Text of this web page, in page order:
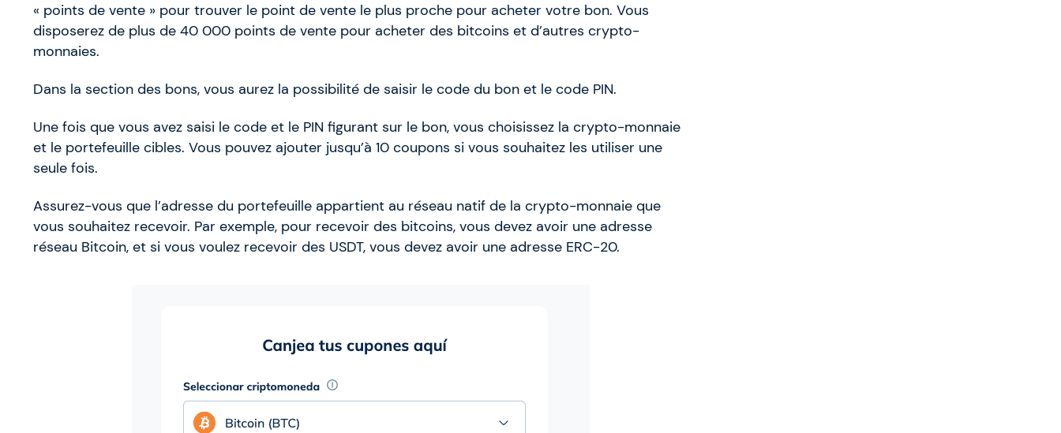
« points de vente » pour trouver le point de vente le plus proche pour acheter votre bon. Vous
disposerez de plus de 40 000 points de vente pour acheter des bitcoins et d’autres crypto-
monnaies.
Dans la section des bons, vous aurez la possibilité de saisir le code du bon et le code PIN.
Une fois que vous avez saisi le code et le PIN figurant sur le bon, vous choisissez la crypto-monnaie
et le portefeuille cibles. Vous pouvez ajouter jusqu’à 10 coupons si vous souhaitez les utiliser une
seule fois.
Assurez-vous que l’adresse du portefeuille appartient au réseau natif de la crypto-monnaie que
vous souhaitez recevoir. Par exemple, pour recevoir des bitcoins, vous devez avoir une adresse
réseau Bitcoin, et si vous voulez recevoir des USDT, vous devez avoir une adresse ERC-20.